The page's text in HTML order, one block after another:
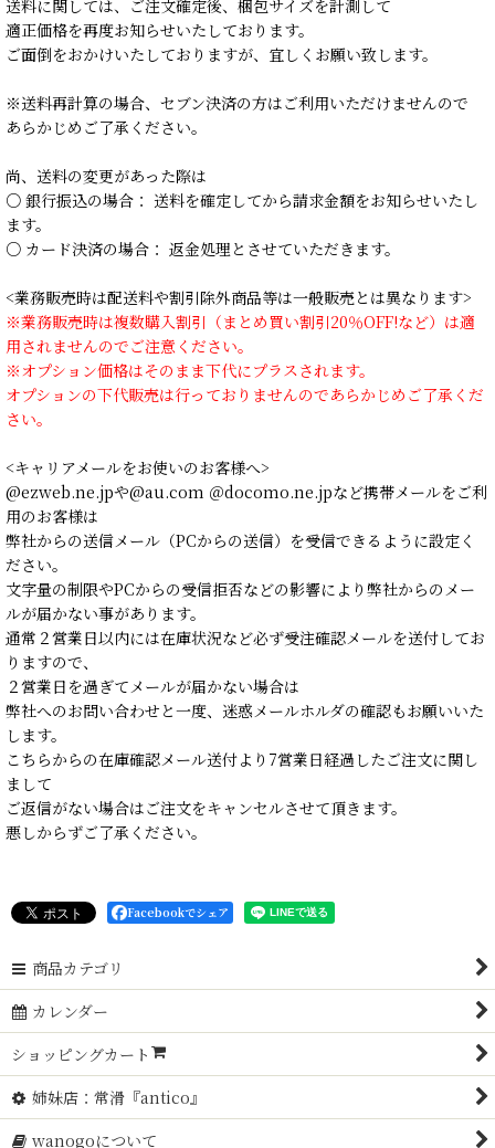
送料に関しては、ご注文確定後、梱包サイズを計測して
適正価格を再度お知らせいたしております。
ご面倒をおかけいたしておりますが、宜しくお願い致します。
※送料再計算の場合、セブン決済の方はご利用いただけませんので
あらかじめご了承ください。
尚、送料の変更があった際は
○ 銀行振込の場合： 送料を確定してから請求金額をお知らせいたし
ます。
○ カード決済の場合： 返金処理とさせていただきます。
<業務販売時は配送料や割引除外商品等は一般販売とは異なります>
※業務販売時は複数購入割引（まとめ買い割引20％OFF!など）は適
用されませんのでご注意ください。
※オプション価格はそのまま下代にプラスされます。
オプションの下代販売は行っておりませんのであらかじめご了承くだ
さい。
<キャリアメールをお使いのお客様へ>
@ezweb.ne.jpや@au.com ＠docomo.ne.jpなど携帯メールをご利
用のお客様は
弊社からの送信メール（PCからの送信）を受信できるように設定く
ださい。
文字量の制限やPCからの受信拒否などの影響により弊社からのメー
ルが届かない事があります。
通常２営業日以内には在庫状況など必ず受注確認メールを送付してお
りますので、
２営業日を過ぎてメールが届かない場合は
弊社へのお問い合わせと一度、迷惑メールホルダの確認もお願いいた
します。
こちらからの在庫確認メール送付より7営業日経過したご注文に関し
まして
ご返信がない場合はご注文をキャンセルさせて頂きます。
悪しからずご了承ください。
Facebookでシェア
商品カテゴリ
カレンダー
ショッピングカート
姉妹店：常滑『antico』
wanogoについて